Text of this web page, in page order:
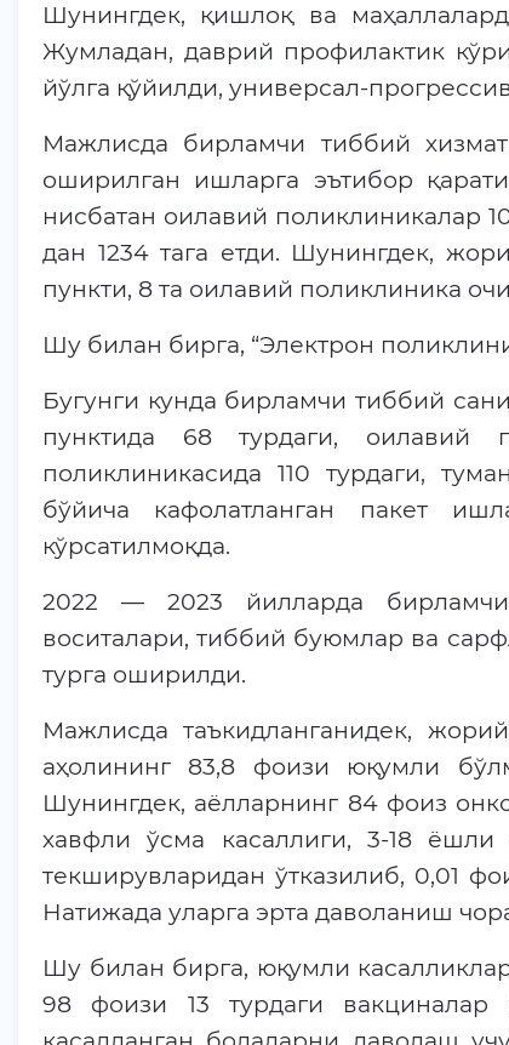
Шунингдек, қишлоқ ва
Жумладан, даврий профилактик
йўлга қўйилди, универсал-
Мажлисда бирламчи тиббий
оширилган ишларга эътибор
нисбатан оилавий поликлиникалар
дан 1234 тага етди. Шунингдек,
пункти, 8 та оилавий поликлиника
Шу билан бирга, “Электрон
Бугунги кунда бирламчи тиббий
пунктида 68 турдаги, оилавий
поликлиникасида 110 турдаги,
бўйича кафолатланган пакет
кўрсатилмоқда.
2022 — 2023 йилларда бирламчи
воситалари, тиббий буюмлар ва
турга оширилди.
Мажлисда таъкидланганидек,
аҳолининг 83,8 фоизи юқумли
Шунингдек, аёлларнинг 84 фоиз
хавфли ўсма касаллиги, 3-18
текширувларидан ўтказилиб, 0,01
Натижада уларга эрта даволаниш
Шу билан бирга, юқумли
98 фоизи 13 турдаги